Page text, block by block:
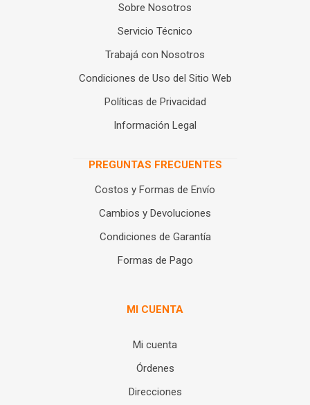
Sobre Nosotros
Servicio Técnico
Trabajá con Nosotros
Condiciones de Uso del Sitio Web
Políticas de Privacidad
Información Legal
PREGUNTAS FRECUENTES
Costos y Formas de Envío
Cambios y Devoluciones
Condiciones de Garantía
Formas de Pago
MI CUENTA
Mi cuenta
Órdenes
Direcciones